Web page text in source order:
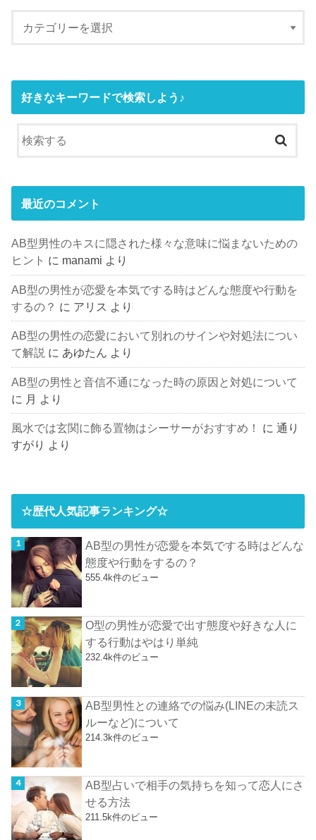
好きなキーワードで検索しよう♪
最近のコメント
AB型男性のキスに隠された様々な意味に悩まないための
ヒント に manami より
AB型の男性が恋愛を本気でする時はどんな態度や行動を
するの？ に アリス より
AB型の男性の恋愛において別れのサインや対処法につい
て解説 に あゆたん より
AB型の男性と音信不通になった時の原因と対処について
に 月 より
風水では玄関に飾る置物はシーサーがおすすめ！ に通り
すがり より
☆歴代人気記事ランキング☆
AB型の男性が恋愛を本気でする時はどんな
態度や行動をするの？
555.4k件のビュー
O型の男性が恋愛で出す態度や好きな人に
する行動はやはり単純
232.4k件のビュー
AB型男性との連絡での悩み(LINEの未読ス
ルーなど)について
214.3k件のビュー
AB型占いで相手の気持ちを知って恋人にさ
せる方法
211.5k件のビュー